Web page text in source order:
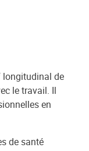
longitudinal de
le travail. Il
en
de santé